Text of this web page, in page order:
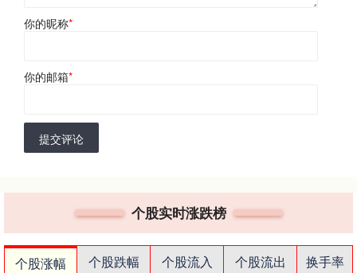
你的昵称*
你的邮箱*
提交评论
个股实时涨跌榜
个股涨幅 个股跌幅 个股流入 个股流出
换手率